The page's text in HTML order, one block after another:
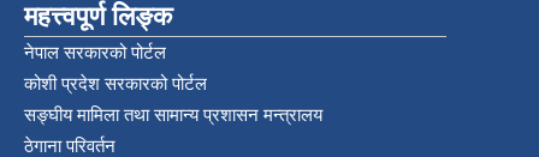
महत्त्वपूर्ण लिङ्क
नेपाल सरकारको पोर्टल
कोशी प्रदेश सरकारको पोर्टल
सङ्‍घीय मामिला तथा सामान्य प्रशासन मन्त्रालय
ठेगाना परिवर्तन